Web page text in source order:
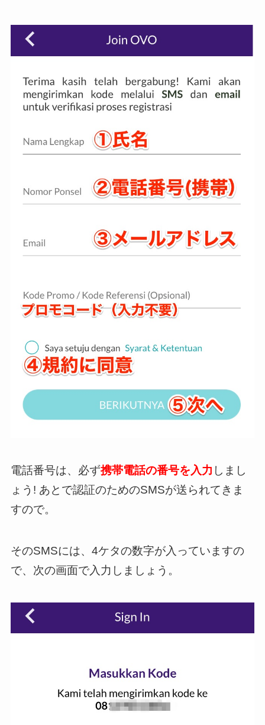
電話番号は、必ず携帯電話の番号を入力 しまし
ょう! あとで認証のためのSMSが送られてきま
すので。
そのSMSには、4ケタの数字が入っていますの
で、次の画面で入力しましょう。